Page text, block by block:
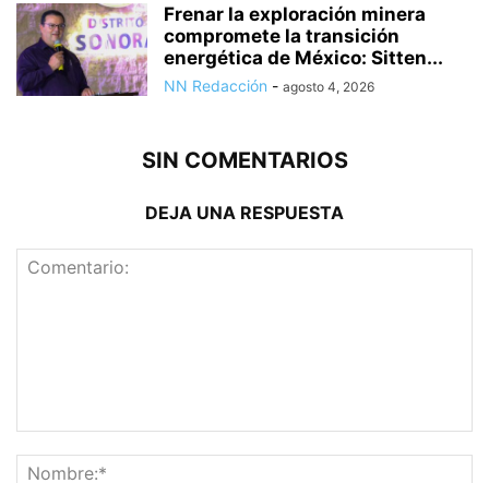
Frenar la exploración minera
compromete la transición
energética de México: Sitten...
NN Redacción - agosto 4, 2026
SIN COMENTARIOS
DEJA UNA RESPUESTA